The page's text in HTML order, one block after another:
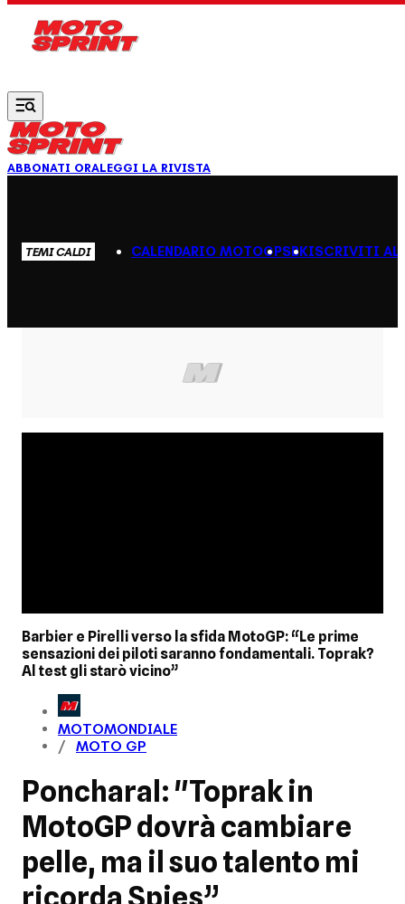
ABBONATI ORALEGGI LA RIVISTA
TEMI CALDI CALENDARIO MOTOGPSBKISCRIVITI AL
Barbier e Pirelli verso la sfida MotoGP: “Le prime
sensazioni dei piloti saranno fondamentali. Toprak?
Al test gli starò vicino”
MOTOMONDIALE
MOTO GP
Poncharal: "Toprak in
MotoGP dovrà cambiare
pelle, ma il suo talento mi